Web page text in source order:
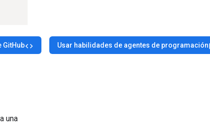
GitHubcode Usar habilidades de agentes de programación
una